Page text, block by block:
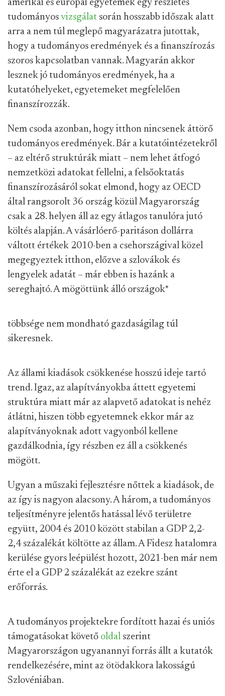
amerikai és európai egyetemek egy részletes
tudományos vizsgálat során hosszabb időszak alatt
arra a nem túl meglepő magyarázatra jutottak,
hogy a tudományos eredmények és a finanszírozás
szoros kapcsolatban vannak. Magyarán akkor
lesznek jó tudományos eredmények, ha a
kutatóhelyeket, egyetemeket megfelelően
finanszírozzák.
Nem csoda azonban, hogy itthon nincsenek áttörő
tudományos eredmények. Bár a kutatóintézetekről
– az eltérő struktúrák miatt – nem lehet átfogó
nemzetközi adatokat fellelni, a felsőoktatás
finanszírozásáról sokat elmond, hogy az OECD
által rangsorolt 36 ország közül Magyarország
csak a 28. helyen áll az egy átlagos tanulóra jutó
költés alapján. A vásárlóerő-paritáson dollárra
váltott értékek 2010-ben a csehországival közel
megegyeztek itthon, előzve a szlovákok és
lengyelek adatát – már ebben is hazánk a
sereghajtó. A mögöttünk álló országok*
többsége nem mondható gazdaságilag túl
sikeresnek.
Az állami kiadások csökkenése hosszú ideje tartó
trend. Igaz, az alapítványokba áttett egyetemi
struktúra miatt már az alapvető adatokat is nehéz
átlátni, hiszen több egyetemnek ekkor már az
alapítványoknak adott vagyonból kellene
gazdálkodnia, így részben ez áll a csökkenés
mögött.
Ugyan a műszaki fejlesztésre nőttek a kiadások, de
az így is nagyon alacsony. A három, a tudományos
teljesítményre jelentős hatással lévő területre
együtt, 2004 és 2010 között stabilan a GDP 2,2-
2,4 százalékát költötte az állam. A Fidesz hatalomra
kerülése gyors leépülést hozott, 2021-ben már nem
érte el a GDP 2 százalékát az ezekre szánt
erőforrás.
A tudományos projektekre fordított hazai és uniós
támogatásokat követő oldal szerint
Magyarországon ugyanannyi forrás állt a kutatók
rendelkezésére, mint az ötödakkora lakosságú
Szlovéniában.